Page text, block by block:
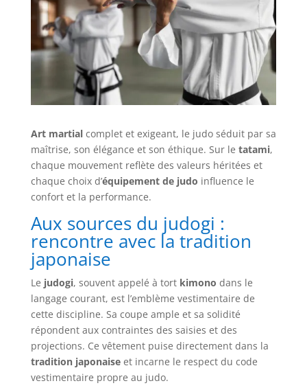
Art martialcomplet et exigeant, le judo séduit par sa
maîtrise, son élégance et son éthique. Sur le tatami,
chaque mouvement reflète des valeurs héritées et
chaque choix d’équipement de judo influence le
confort et la performance.
Aux sources du judogi :
rencontre avec la tradition
japonaise
Le judogi, souvent appelé à tort kimono dans le
langage courant, est l’emblème vestimentaire de
cette discipline. Sa coupe ample et sa solidité
répondent aux contraintes des saisies et des
projections. Ce vêtement puise directement dans la
tradition japonaiseet incarne le respect du code
vestimentaire propre au judo.